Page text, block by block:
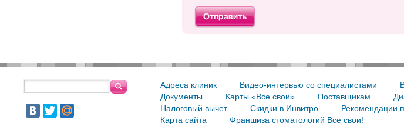
Адреса клиник Видео-интервью со специалистами
Документы
Карты «Все свои» Поставщикам
Налоговый вычет
Скидки в Инвитро
Рекомендации
Карта сайта
Франшиза стоматологий Все свои!